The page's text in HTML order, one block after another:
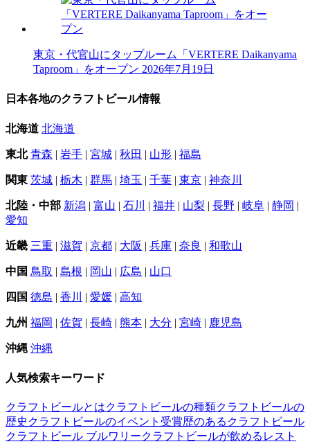
東京・代官山にタップルーム「VERTERE Daikanyama
Taproom」をオープン 2026年7月19日
日本各地のクラフトビール情報
北海道 北海道
東北 青森 | 岩手 | 宮城 | 秋田 | 山形 | 福島
関東 茨城 | 栃木 | 群馬 | 埼玉 | 千葉 | 東京 | 神奈川
北陸・中部 新潟 | 富山 | 石川 | 福井 | 山梨 | 長野 | 岐阜 | 静岡 |
愛知
近畿 三重 | 滋賀 | 京都 | 大阪 | 兵庫 | 奈良 | 和歌山
中国 鳥取 | 島根 | 岡山 | 広島 | 山口
四国 徳島 | 香川 | 愛媛 | 高知
九州 福岡 | 佐賀 | 長崎 | 熊本 | 大分 | 宮崎 | 鹿児島
沖縄 沖縄
人気検索キーワード
クラフトビールとはクラフトビールの種類クラフトビールの
歴史 クラフトビールのイベント 受賞歴のあるクラフトビール
クラフトビール ブルワリークラフトビールが飲めるレスト